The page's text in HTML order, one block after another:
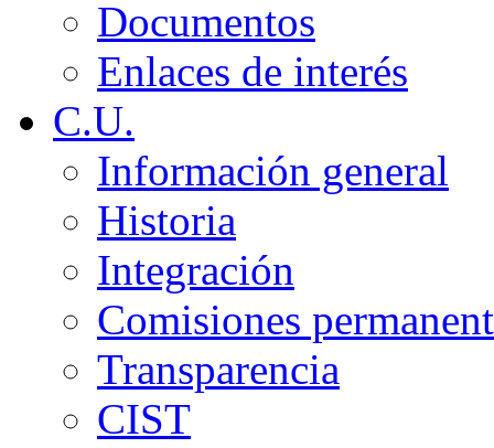
Documentos
Enlaces de interés
C.U.
Información general
Historia
Integración
Comisiones
Transparencia
CIST